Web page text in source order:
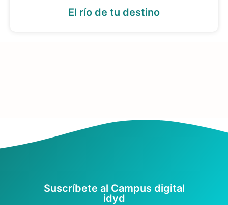
El río de tu destino
Suscríbete al Campus digital
idyd